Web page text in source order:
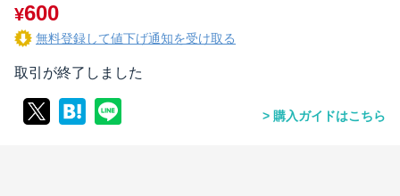
¥600
無料登録して値下げ通知を受け取る
取引が終了しました
購入ガイドはこちら